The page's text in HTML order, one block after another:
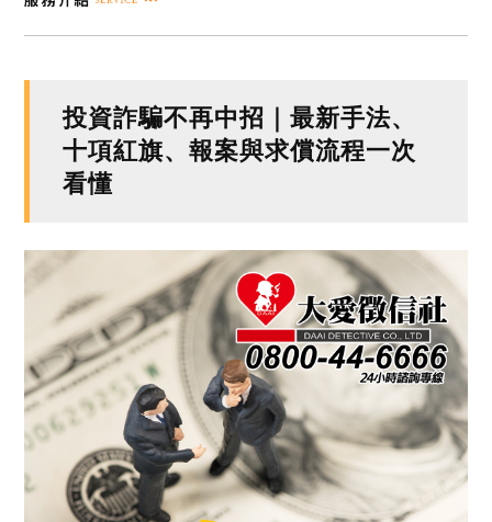
投資詐騙不再中招｜最新手法、
十項紅旗、報案與求償流程一次
看懂